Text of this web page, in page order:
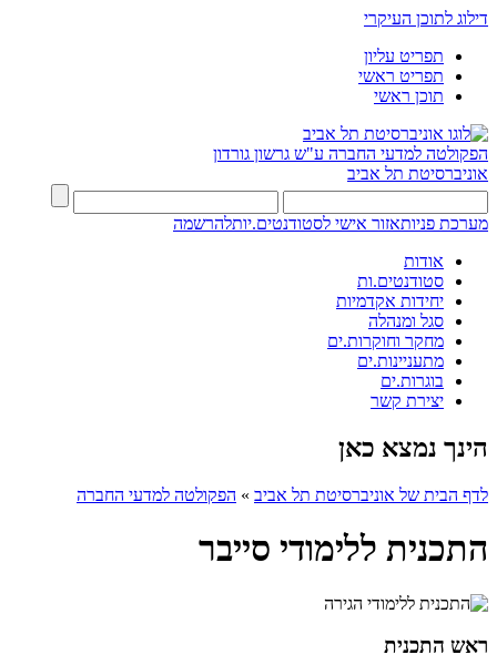
דילוג לתוכן העיקרי
תפריט עליון
תפריט ראשי
תוכן ראשי
הפקולטה למדעי החברה ע"ש גרשון גורדון
אוניברסיטת תל אביב
מערכת פניותאזור אישי לסטודנטים.יותלהרשמה
אודות
סטודנטים.ות
יחידות אקדמיות
סגל ומנהלה
מחקר וחוקרות.ים
מתעניינות.ים
בוגרות.ים
יצירת קשר
הינך נמצא כאן
לדף הבית של אוניברסיטת תל אביב » הפקולטה למדעי החברה
התכנית ללימודי סייבר
ראש התכנית